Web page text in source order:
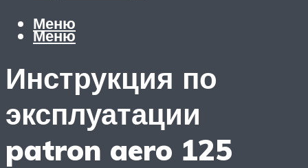
Меню
Меню
Инструкция по
эксплуатации
patron aero 125